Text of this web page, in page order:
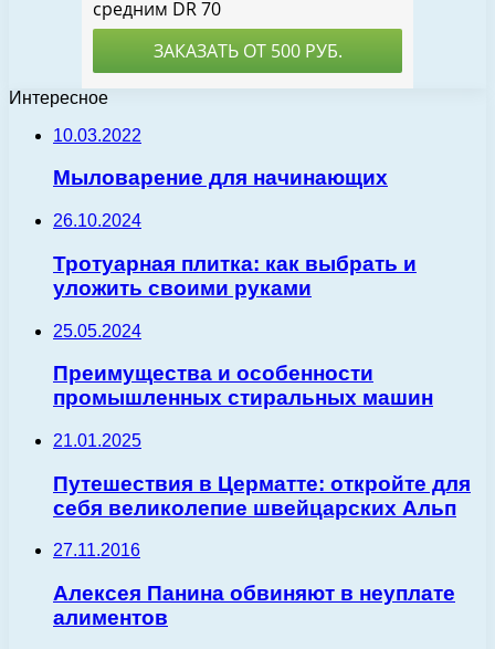
Интересное
10.03.2022
Мыловарение для начинающих
26.10.2024
Тротуарная плитка: как выбрать и
уложить своими руками
25.05.2024
Преимущества и особенности
промышленных стиральных машин
21.01.2025
Путешествия в Церматте: откройте для
себя великолепие швейцарских Альп
27.11.2016
Алексея Панина обвиняют в неуплате
алиментов